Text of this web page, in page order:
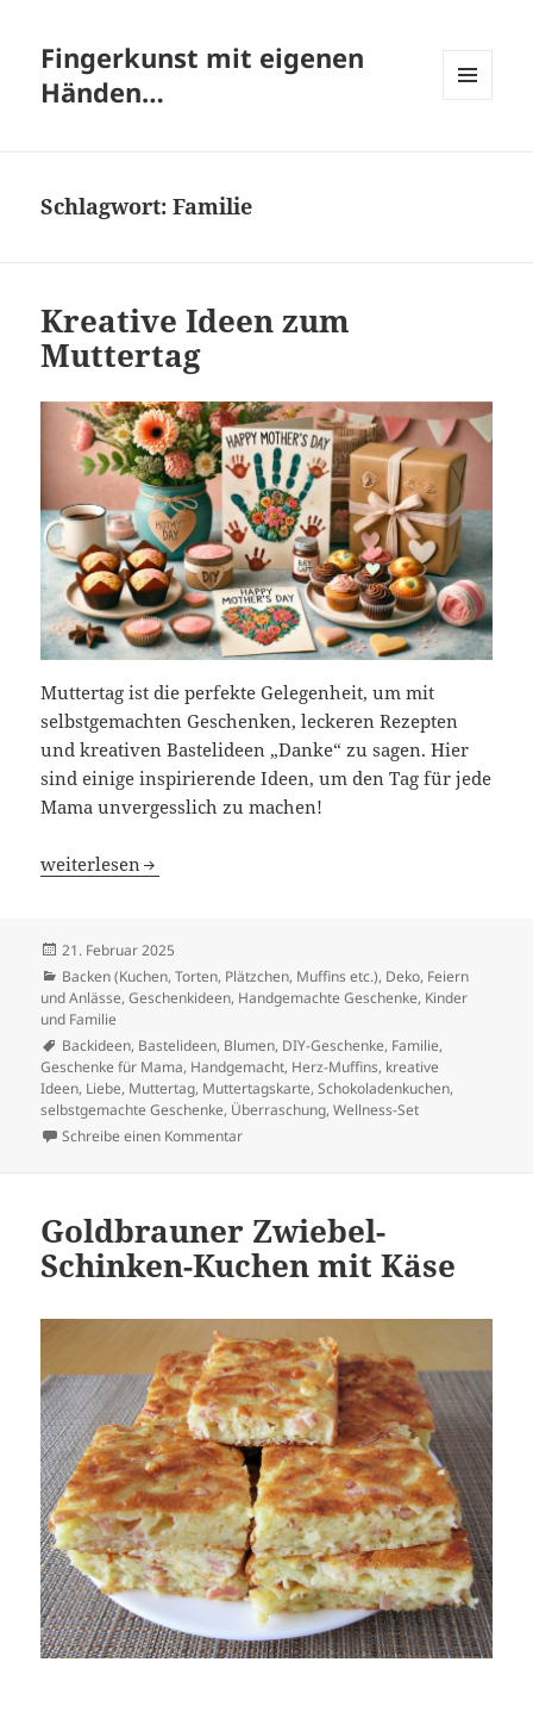
Fingerkunst mit eigenen
Händen…
Schlagwort:Familie
Kreative Ideen zum
Muttertag
Muttertag ist die perfekte Gelegenheit, um mit
selbstgemachten Geschenken, leckeren Rezepten
und kreativen Bastelideen „Danke“ zu sagen. Hier
sind einige inspirierende Ideen, um den Tag für jede
Mama unvergesslich zu machen!
Kreative Ideen zum Muttertag
weiterlesen
Veröffentlicht
am
21. Februar 2025
Kategorien
Backen (Kuchen, Torten, Plätzchen, Muffins etc.), Deko, Feiern
und Anlässe,Geschenkideen, Handgemachte Geschenke, Kinder
und Familie
Schlagwörter
Backideen, Bastelideen, Blumen, DIY-Geschenke, Familie,
Geschenke für Mama, Handgemacht, Herz-Muffins, kreative
Ideen, Liebe, Muttertag, Muttertagskarte,Schokoladenkuchen,
selbstgemachte Geschenke, Überraschung,Wellness-Set
Schreibe einen Kommentarzu Kreative Ideen zum Muttertag
Goldbrauner Zwiebel-
Schinken-Kuchen mit Käse